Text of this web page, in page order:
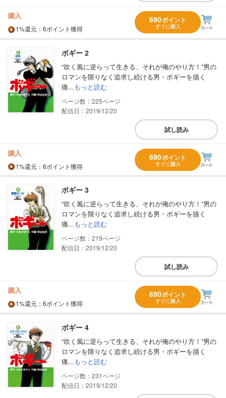
購入
1%還元 ：6ポイント獲得
690ポイント
すぐに購入
ボギー 2
“吹く風に逆らって生きる、それが俺のやり方！”男の
ロマンを限りなく追求し続ける男・ボギーを描く
痛...もっと読む
225
配信日：2019/12/20
試し読み
購入
1%還元 ：6ポイント獲得
690ポイント
すぐに購入
ボギー 3
“吹く風に逆らって生きる、それが俺のやり方！”男の
ロマンを限りなく追求し続ける男・ボギーを描く
痛...もっと読む
219
配信日：2019/12/20
試し読み
購入
1%還元 ：6ポイント獲得
690ポイント
すぐに購入
ボギー 4
“吹く風に逆らって生きる、それが俺のやり方！”男の
ロマンを限りなく追求し続ける男・ボギーを描く
痛...もっと読む
231
配信日：2019/12/20